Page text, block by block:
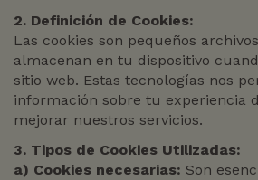
2. Definición de Cookies:
Las cookies son pequeños
almacenan en tu dispositivo
sitio web. Estas tecnologías nos
información sobre tu experiencia
mejorar nuestros servicios.
3. Tipos de Cookies Utilizadas:
a) Cookies necesarias: Son